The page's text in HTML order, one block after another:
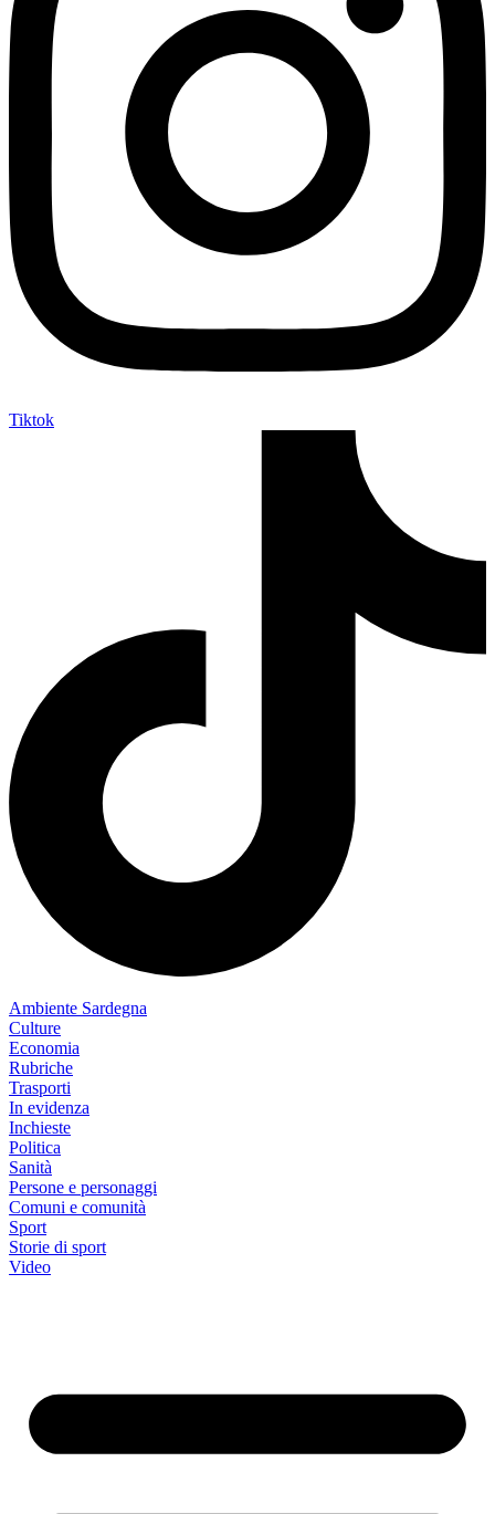
Tiktok
Ambiente Sardegna
Culture
Economia
Rubriche
Trasporti
In evidenza
Inchieste
Politica
Sanità
Persone e personaggi
Comuni e comunità
Sport
Storie di sport
Video